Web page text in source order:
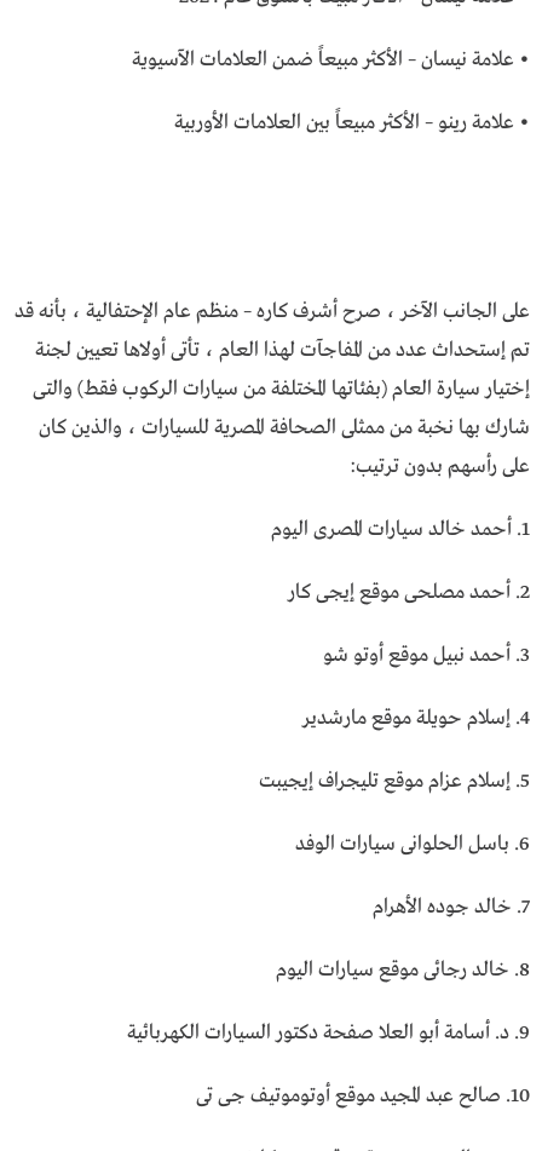
• علامة نيسان – الأكثر مبيعاً ضمن العلامات الآسيوية
• علامة رينو – الأكثر مبيعاً بين العلامات الأوربية
على الجانب الآخر ، صرح أشرف كــاره – منظم عام الإحتفالية ، بأنه قد
تم إستحداث عدد من المفاجآت لهذا العام ، تأتى أولاها تعيين لجنة
إختيار سيارة العام (بفئاتها المختلفة من سيارات الركوب فقط) والتى
شارك بها نخبة من ممثلى الصحافة المصرية للسيارات ، والذين كان
على رأسهم بدون ترتيب:
1. أحمد خالد سيارات المصرى اليوم
2. أحمد مصلحى موقع إيجى كار
3. أحمد نبيل موقع أوتو شـــو
4. إسلام حويلة موقع مارشدير
5. إسلام عزام موقع تليجراف إيجيبت
6. باسل الحلوانى سيارات الوفد
7. خالد جوده الأهرام
8. خالد رجائى موقع سيارات اليوم
9. د. أسامة أبو العلا صفحة دكتور السيارات الكهربائية
10. صالح عبد المجيد موقع أوتوموتيف جى تى